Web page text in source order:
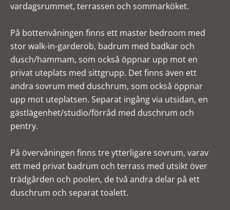
vardagsrummet, terrassen och sommarköket.
På bottenvåningen finns ett master bedroom med
stor walk-in-garderob, badrum med badkar och
dusch/hammam, som också öppnar upp mot en
privat uteplats med sittgrupp. Det finns även ett
andra sovrum med duschrum, som också öppnar
upp mot uteplatsen. Separat ingång via utsidan, en
gästlägenhet/studio/förråd med duschrum och
pentry.
På övervåningen finns tre ytterligare sovrum, varav
ett med privat badrum och terrass med utsikt över
trädgården och poolen, de två andra delar på ett
duschrum och separat toalett.